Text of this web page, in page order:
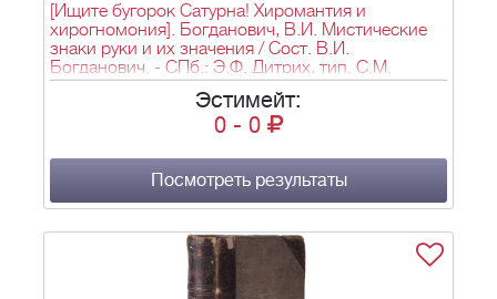
[Ищите бугорок Сатурна! Хиромантия и
хирогномония]. Богданович, В.И. Мистические
знаки руки и их значения / Сост. В.И.
Богданович. - СПб.: Э.Ф. Дитрих, тип. С.М.
Николаева и К°, 1891. - [2], 147 с.: ил.; 17,5х11,5
Эстимейт:
0 - 0
Посмотреть результаты